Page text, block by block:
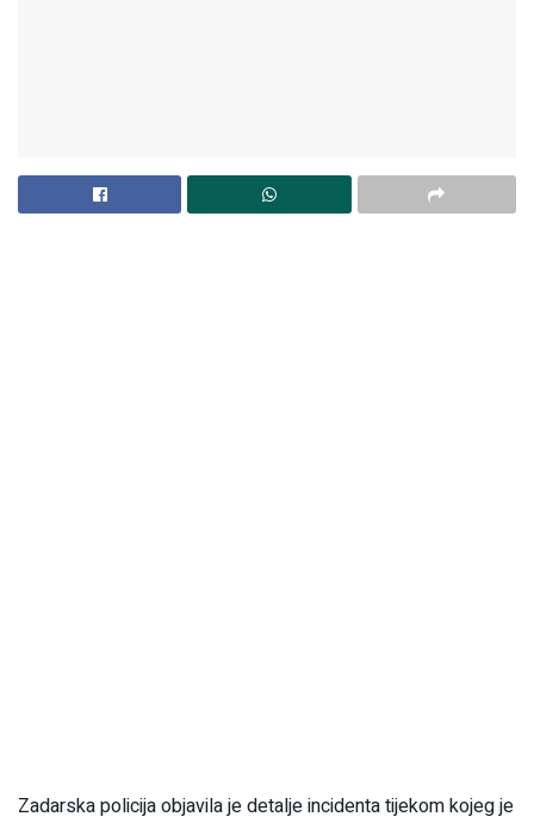
Zadarska policija objavila je detalje incidenta tijekom kojeg je